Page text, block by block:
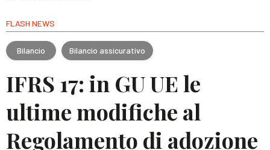
FLASH NEWS
Bilancio Bilancio assicurativo
IFRS 17: in GU UE le
ultime modifiche al
Regolamento di adozione